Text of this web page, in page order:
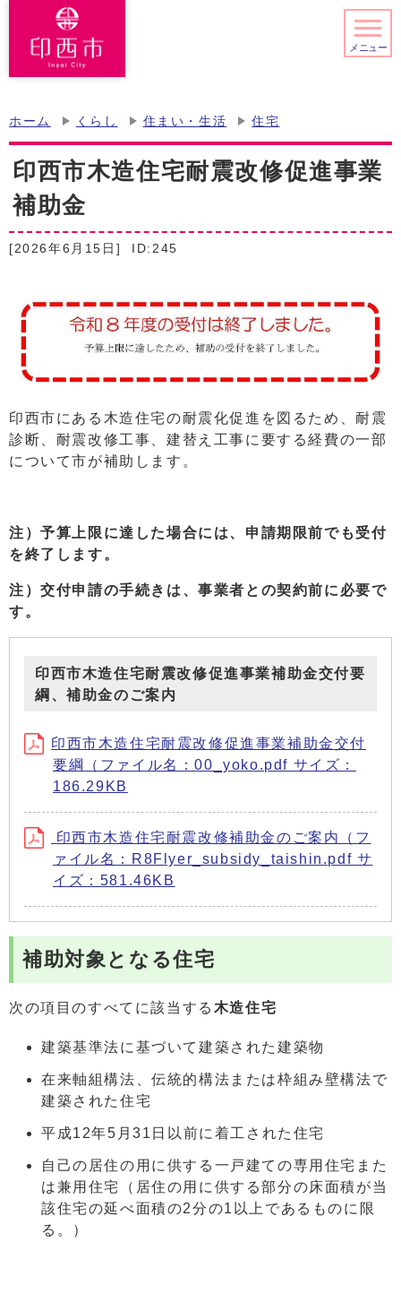
メニュー
ホーム くらし 住まい・生活 住宅
印西市木造住宅耐震改修促進事業
補助金
[2026年6月15日] ID:245
印西市にある木造住宅の耐震化促進を図るため、耐震
診断、耐震改修工事、建替え工事に要する経費の一部
について市が補助します。
注）予算上限に達した場合には、申請期限前でも受付
を終了します。
注）交付申請の手続きは、事業者との契約前に必要で
す。
印西市木造住宅耐震改修促進事業補助金交付要
綱、補助金のご案内
印西市木造住宅耐震改修促進事業補助金交付
要綱（ファイル名：00_yoko.pdf サイズ：
186.29KB
印西市木造住宅耐震改修補助金のご案内（フ
ァイル名：R8Flyer_subsidy_taishin.pdf サ
イズ：581.46KB
補助対象となる住宅
次の項目のすべてに該当する 木造住宅
建築基準法に基づいて建築された建築物
在来軸組構法、伝統的構法または枠組み壁構法で
建築された住宅
平成12年5月31日以前に着工された住宅
自己の居住の用に供する一戸建ての専用住宅また
は兼用住宅（居住の用に供する部分の床面積が当
該住宅の延べ面積の2分の1以上であるものに限
る。）